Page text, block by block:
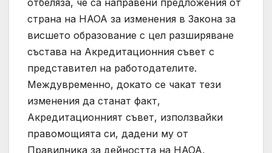
отбеляза, че са направени предложения от
страна на НАОА за изменения в Закона за
висшето образование с цел разширяване
състава на Акредитационния съвет с
представител на работодателите.
Междувременно, докато се чакат тези
изменения да станат факт,
Акредитационният съвет, използвайки
правомощията си, дадени му от
Правилника за дейността на НАОА,